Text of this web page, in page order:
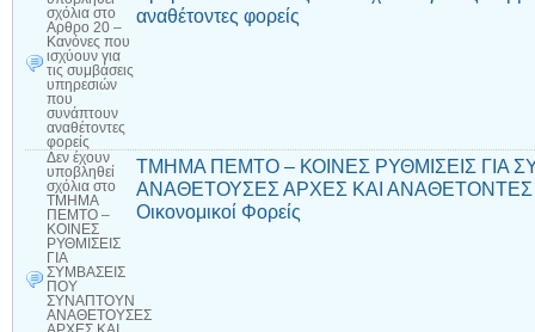
σχόλια στο
Αρθρο 20 –
Κανόνες που
ισχύουν για
τις συμβάσεις
υπηρεσιών
που
συνάπτουν
αναθέτοντες
φορείς
αναθέτοντες φορείς
Δεν έχουν
υποβληθεί
σχόλια στο
ΤΜΗΜΑ
ΠΕΜΤΟ –
ΚΟΙΝΕΣ
ΡΥΘΜΙΣΕΙΣ
ΓΙΑ
ΣΥΜΒΑΣΕΙΣ
ΠΟΥ
ΣΥΝΑΠΤΟΥΝ
ΑΝΑΘΕΤΟΥΣΕΣ
ΤΜΗΜΑ ΠΕΜΤΟ – ΚΟΙΝΕΣ ΡΥΘΜΙΣΕΙΣ ΓΙΑ
ΑΝΑΘΕΤΟΥΣΕΣ ΑΡΧΕΣ ΚΑΙ ΑΝΑΘΕΤΟΝΤΕΣ
Οικονομικοί Φορείς